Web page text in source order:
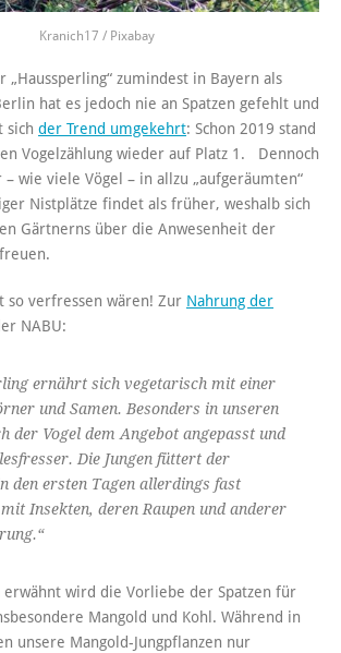
Kranich17 / Pixabay
„Haussperling“ zumindest in Bayern als
hat es jedoch nie an Spatzen gefehlt und
sich der Trend umgekehrt: Schon 2019 stand
Vogelzählung wieder auf Platz 1. Dennoch
wie viele Vögel – in allzu „aufgeräumten“
Nistplätze findet als früher, weshalb sich
Gärtnerns über die Anwesenheit der
so verfressen wären! Zur Nahrung der
NABU:
ernährt sich vegetarisch mit einer
und Samen. Besonders in unseren
der Vogel dem Angebot angepasst und
Die Jungen füttert der
den ersten Tagen allerdings fast
Insekten, deren Raupen und anderer
erwähnt wird die Vorliebe der Spatzen für
Mangold und Kohl. Während in
unsere Mangold-Jungpflanzen nur